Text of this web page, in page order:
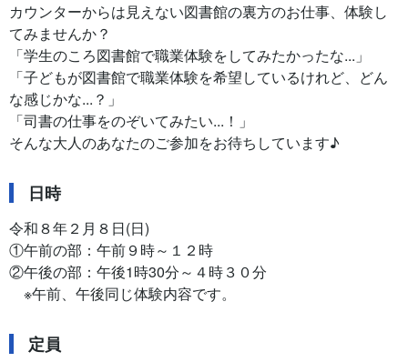
カウンターからは見えない図書館の裏方のお仕事、体験し
てみませんか？
「学生のころ図書館で職業体験をしてみたかったな...」
「子どもが図書館で職業体験を希望しているけれど、どん
な感じかな...？」
「司書の仕事をのぞいてみたい...！」
そんな大人のあなたのご参加をお待ちしています♪
日時
令和８年２月８日(日)
①午前の部：午前９時～１２時
②午後の部：午後1時30分～４時３０分
※午前、午後同じ体験内容です。
定員